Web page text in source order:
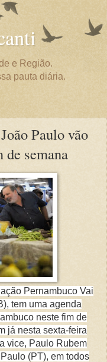
e Região.
pauta diária.
Paulo vão
Pernambuco Vai
tem uma agenda
neste fim de
já nesta sexta-feira
vice, Paulo Rubem
(PT), em todos